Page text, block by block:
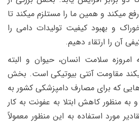
میکند و همین ما را مستلزم میکند تا
و بهبود کیفیت تولیدات دامی را
آن را ارتقاء دهیم.
سلامت انسان، حیوان و البته
مقاومت آنتی بیوتیکی است. بخش
که برای مصارف دامپزشکی کشور به
به منظور کاهش ابتلا به عفونت به کار
مورد استفاده به این منظور معمولاً